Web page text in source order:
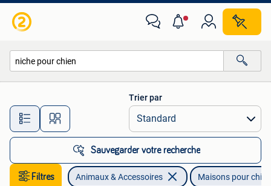
Toutes les distances…
Trier par
Sauvegarder votre recherche
Filtres Animaux & Accessoires Maisons pour